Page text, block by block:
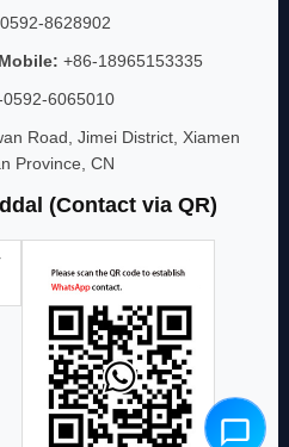
8628902
+86-18965153335
0592-6065010
Road, Jimei District, Xiamen
Province, CN
(Contact via QR)